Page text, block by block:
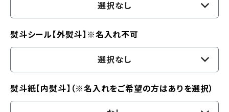
選択なし
熨斗シール【外熨斗】※名入れ不可
選択なし
熨斗紙【内熨斗】（※名入れをご希望の方はありを選択）